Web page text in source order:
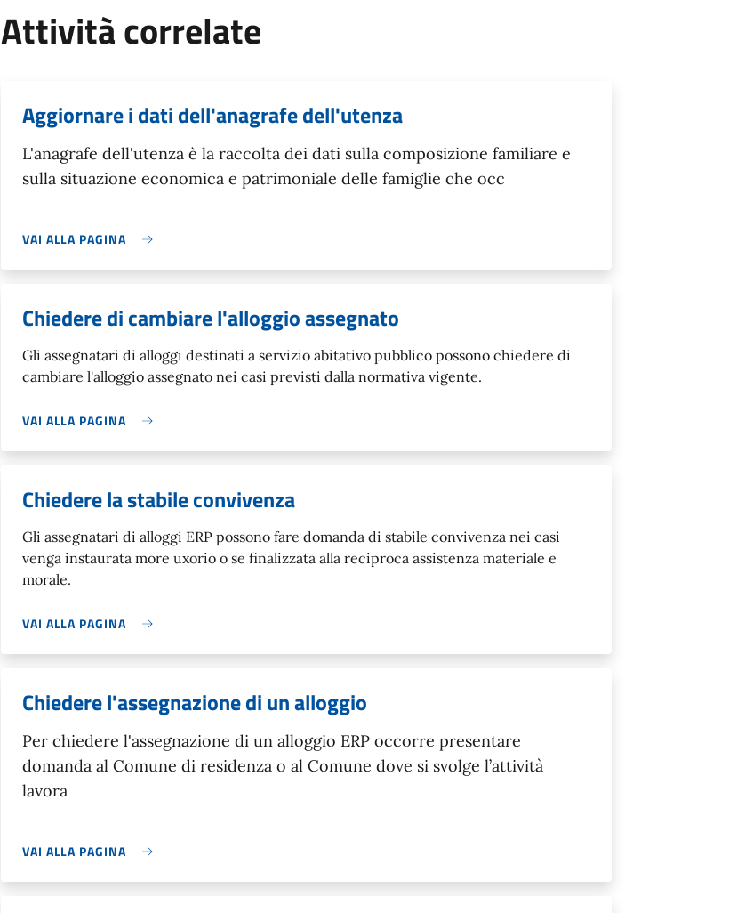
Attività correlate
Aggiornare i dati dell'anagrafe dell'utenza
L'anagrafe dell'utenza è la raccolta dei dati sulla composizione familiare e
sulla situazione economica e patrimoniale delle famiglie che occ
VAI ALLA PAGINA
Chiedere di cambiare l'alloggio assegnato
Gli assegnatari di alloggi destinati a servizio abitativo pubblico possono chiedere di
cambiare l'alloggio assegnato nei casi previsti dalla normativa vigente.
VAI ALLA PAGINA
Chiedere la stabile convivenza
Gli assegnatari di alloggi ERP possono fare domanda di stabile convivenza nei casi
venga instaurata more uxorio o se finalizzata alla reciproca assistenza materiale e
morale.
VAI ALLA PAGINA
Chiedere l'assegnazione di un alloggio
Per chiedere l'assegnazione di un alloggio ERP occorre presentare
domanda al Comune di residenza o al Comune dove si svolge l’attività
lavora
VAI ALLA PAGINA